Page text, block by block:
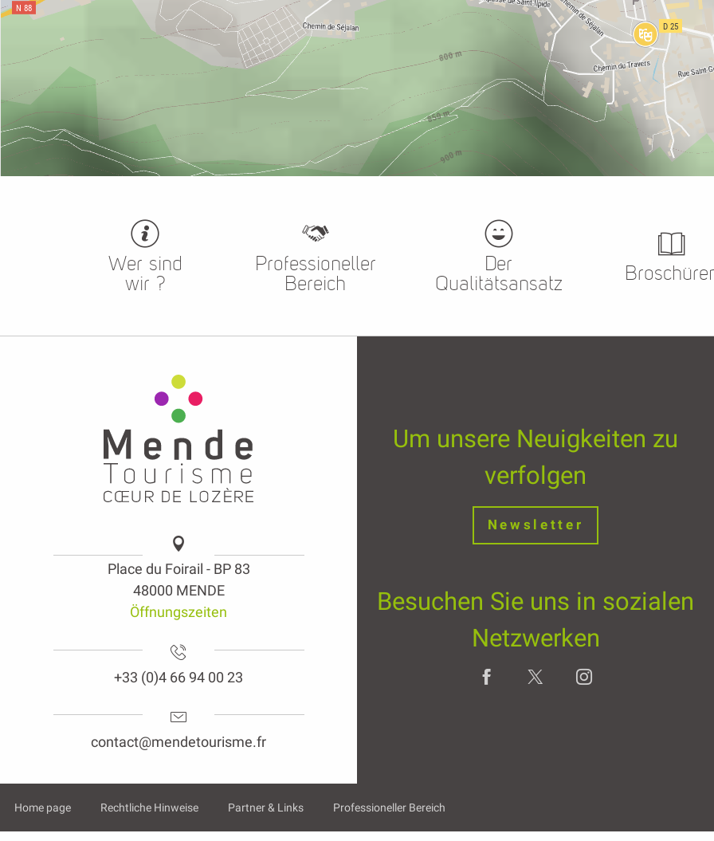
Wer sind
wir ?
Professioneller
Bereich
Der
Qualitätsansatz
Place du Foirail - BP 83
48000 MENDE
Öffnungszeiten
+33 (0)4 66 94 00 23
contact@mendetourisme.fr
Um unsere Neuigkeiten zu
verfolgen
Newsletter
Besuchen Sie uns in sozialen
Netzwerken
Home page Rechtliche Hinweise Partner & Links Professioneller Bereich